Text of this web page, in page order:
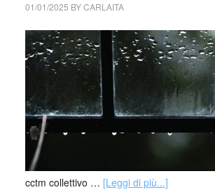
01/01/2025 BYCARLAITA
cctm collettivo … [Leggi di più...]